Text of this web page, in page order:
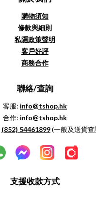
購物須知
條款與細則
私隱政策聲明
客戶好評
商務合作
聯絡/查詢
客服: info@tshop.hk
合作: info@tshop.hk
(852) 54461899(一般及送貨查
支援收款方式